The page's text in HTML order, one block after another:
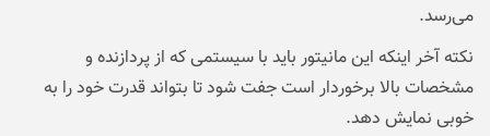
می‌رسد.
نکته آخر اینکه این مانیتور باید با سیستمی که از پردازنده و
مشخصات بالا برخوردار است جفت شود تا بتواند قدرت خود را به
خوبی نمایش دهد.